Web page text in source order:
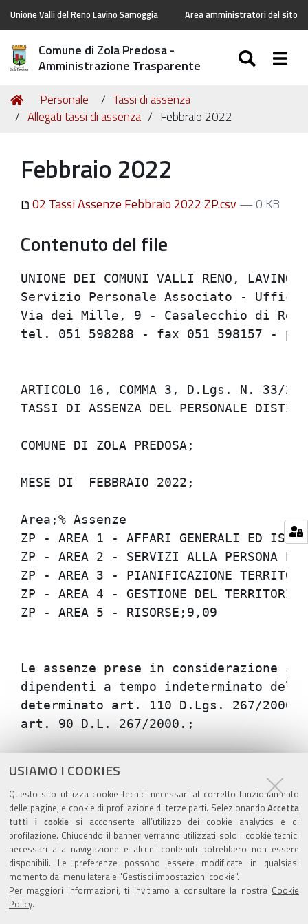
USIAMO I COOKIES
Questo sito utilizza cookie tecnici necessari al corretto funzionamento
delle pagine, e cookie di profilazione di terze parti. Selezionando Accetta
tutti i cookiesi acconsente all’utilizzo dei cookie analytics e di
profilazione. Chiudendo il banner verranno utilizzati solo i cookie tecnici
necessari alla navigazione e alcuni contenuti potrebbero non essere
disponibili. Le preferenze possono essere modificate in qualsiasi
momento dal menu laterale "Gestisci impostazioni cookie".
Per maggiori informazioni, ti invitiamo a consultare la nostra Cookie
Policy.
Unione Valli del Reno Lavino Samoggia Area amministratori del sito
Comune di Zola Predosa -
Amministrazione Trasparente
Tu
sei
Home
Personale
Tassi di assenza
Allegati tassi di assenza
Febbraio 2022
Febbraio 2022
02 Tassi Assenze Febbraio 2022 ZP.csv — 0 KB
Contenuto del file
UNIONE DEI COMUNI VALLI RENO, LAVINO
Servizio Personale Associato -
Via dei Mille, 9 - Casalecchio di
tel. 051 598288 - fax 051 598157 -
ARTICOLO 16, COMMA 3, D.Lgs. N. 33/
TASSI DI ASSENZA DEL PERSONALE
COMUNE DI ZOLA PREDOSA;
MESE DI  FEBBRAIO 2022;
Area;% Assenze
ZP - AREA 1 - AFFARI GENERALI ED
ZP - AREA 2 - SERVIZI ALLA PERSONA E
ZP - AREA 3 - PIANIFICAZIONE
ZP - AREA 4 - GESTIONE DEL
ZP - AREA 5 - RISORSE;9,09
Le assenze prese in considerazione
dipendenti a tempo indeterminato
determinato art. 110 D.Lgs. 267/
Azioni
sul
documento
ultima modifica 14/04/2022
Valuta questo sito